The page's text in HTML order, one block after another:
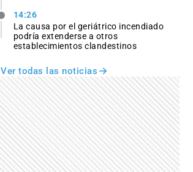
14:26
La causa por el geriátrico incendiado
podría extenderse a otros
establecimientos clandestinos
Ver todas las noticias